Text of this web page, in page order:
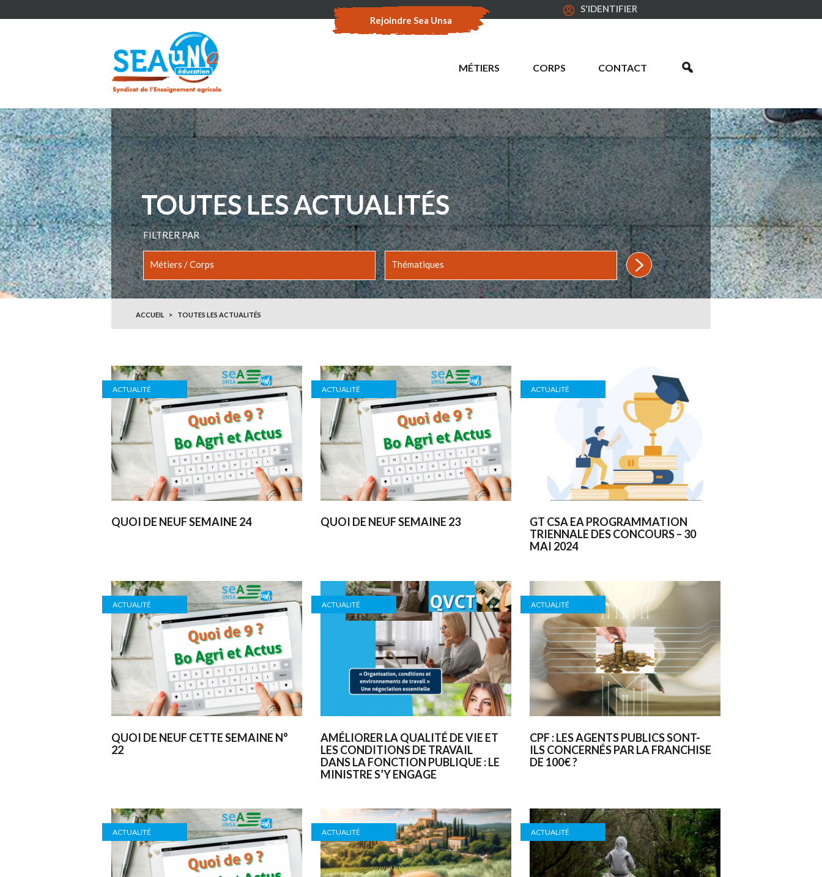
Rejoindre Sea Unsa
S'IDENTIFIER
MÉTIERS CORPS CONTACT
TOUTES LES ACTUALITÉS
FILTRER PAR
ACCUEIL TOUTES LES ACTUALITÉS
ACTUALITÉ
QUOI DE NEUF SEMAINE 24
ACTUALITÉ
QUOI DE NEUF SEMAINE 23
ACTUALITÉ
GT CSA EA PROGRAMMATION
TRIENNALE DES CONCOURS – 30
MAI 2024
ACTUALITÉ
QUOI DE NEUF CETTE SEMAINE N°
22
ACTUALITÉ
AMÉLIORER LA QUALITÉ DE VIE ET
LES CONDITIONS DE TRAVAIL
DANS LA FONCTION PUBLIQUE : LE
MINISTRE S’Y ENGAGE
ACTUALITÉ
CPF : LES AGENTS PUBLICS SONT-
ILS CONCERNÉS PAR LA FRANCHISE
DE 100€ ?
ACTUALITÉ ACTUALITÉ ACTUALITÉ